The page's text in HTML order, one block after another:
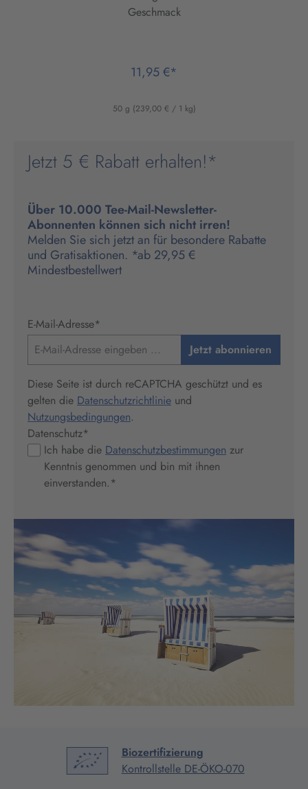
Geschmack
11,95 €*
50 g (239,00 € / 1 kg)
Jetzt 5 € Rabatt erhalten!*
Über 10.000 Tee-Mail-Newsletter-
Abonnenten können sich nicht irren!
Melden Sie sich jetzt an für besondere Rabatte
und Gratisaktionen. *ab 29,95 €
Mindestbestellwert
E-Mail-Adresse*
Jetzt abonnieren
Diese Seite ist durch reCAPTCHA geschützt und es
gelten die Datenschutzrichtlinie und
Nutzungsbedingungen.
Datenschutz*
Ich habe die Datenschutzbestimmungen zur
Kenntnis genommen und bin mit ihnen
einverstanden.*
Biozertifizierung
Kontrollstelle DE-ÖKO-070